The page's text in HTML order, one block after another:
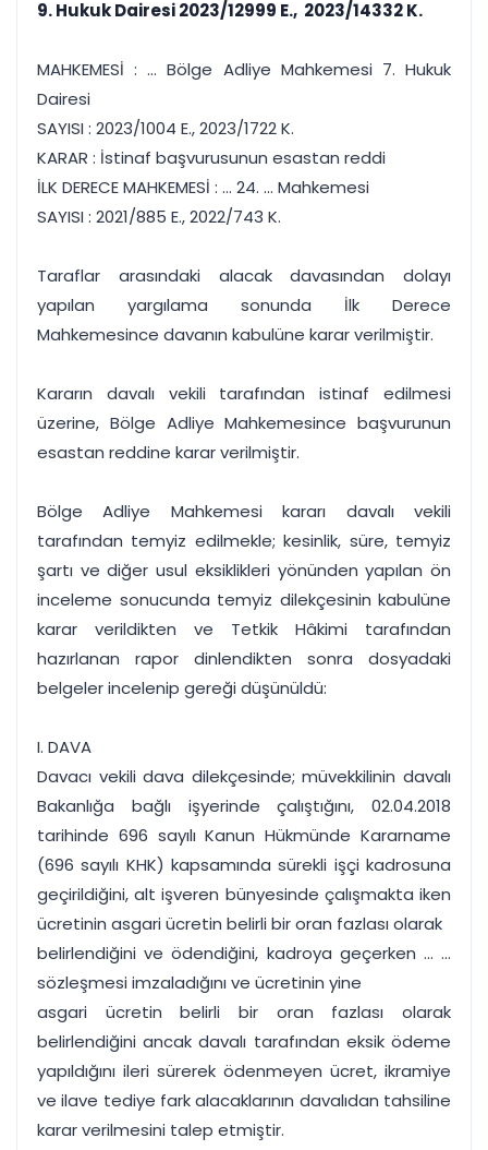
takvimi
Bildirim
Süreleri asla kaçırmayın
takibi
rapor
Tek panelde uçtan uca yönetim
UYAP & UETS entegrasyonundan finansa, hepsi bir arada.
Tüm özellikleri inceleyin Ücretsiz Başlayın
9. Hukuk Dairesi 2023/12999 E., 2023/14332 K.
MAHKEMESİ : ... Bölge Adliye Mahkemesi 7. Hukuk
Dairesi
SAYISI : 2023/1004 E., 2023/1722 K.
KARAR : İstinaf başvurusunun esastan reddi
İLK DERECE MAHKEMESİ : ... 24. ... Mahkemesi
SAYISI : 2021/885 E., 2022/743 K.
Taraflar arasındaki alacak davasından dolayı
yapılan yargılama sonunda İlk Derece
Mahkemesince davanın kabulüne karar verilmiştir.
Kararın davalı vekili tarafından istinaf edilmesi
üzerine, Bölge Adliye Mahkemesince başvurunun
esastan reddine karar verilmiştir.
Bölge Adliye Mahkemesi kararı davalı vekili
tarafından temyiz edilmekle; kesinlik, süre, temyiz
şartı ve diğer usul eksiklikleri yönünden yapılan ön
inceleme sonucunda temyiz dilekçesinin kabulüne
karar verildikten ve Tetkik Hâkimi tarafından
hazırlanan rapor dinlendikten sonra dosyadaki
belgeler incelenip gereği düşünüldü:
I. DAVA
Davacı vekili dava dilekçesinde; müvekkilinin davalı
Bakanlığa bağlı işyerinde çalıştığını, 02.04.2018
tarihinde 696 sayılı Kanun Hükmünde Kararname
(696 sayılı KHK) kapsamında sürekli işçi kadrosuna
geçirildiğini, alt işveren bünyesinde çalışmakta iken
ücretinin asgari ücretin belirli bir oran fazlası olarak
belirlendiğini ve ödendiğini, kadroya geçerken ... ...
sözleşmesi imzaladığını ve ücretinin yine
asgari ücretin belirli bir oran fazlası olarak
belirlendiğini ancak davalı tarafından eksik ödeme
yapıldığını ileri sürerek ödenmeyen ücret, ikramiye
ve ilave tediye fark alacaklarının davalıdan tahsiline
karar verilmesini talep etmiştir.